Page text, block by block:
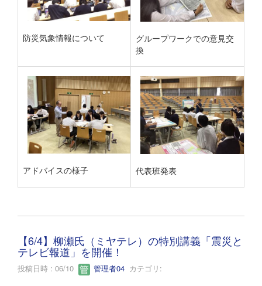
防災気象情報について
グループワークでの意見交
換
アドバイスの様子 代表班発表
【6/4】柳瀬氏（ミヤテレ）の特別講義「震災と
テレビ報道」を開催！
投稿日時 : 06/10 管理者04 カテゴリ: